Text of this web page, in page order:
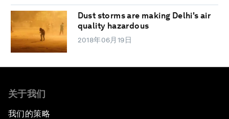
Dust storms are making Delhi's air
quality hazardous
2018年06月19日
关于我们
我们的策略